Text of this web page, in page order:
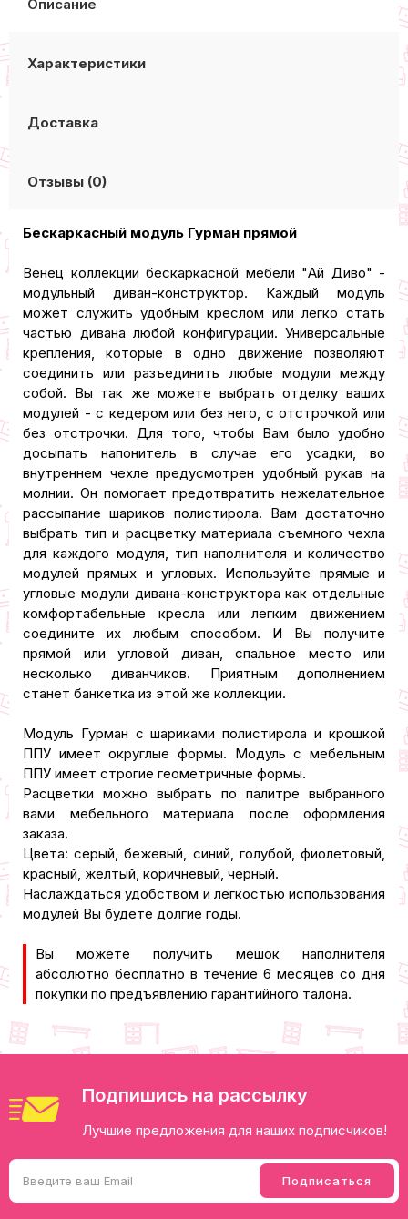
Описание
Характеристики
Доставка
Отзывы (0)
Бескаркасный модуль Гурман прямой
Венец коллекции бескаркасной мебели "Ай Диво" -
модульный диван-конструктор. Каждый модуль
может служить удобным креслом или легко стать
частью дивана любой конфигурации. Универсальные
крепления, которые в одно движение позволяют
соединить или разъединить любые модули между
собой. Вы так же можете выбрать отделку ваших
модулей - с кедером или без него, с отстрочкой или
без отстрочки. Для того, чтобы Вам было удобно
досыпать напонитель в случае его усадки, во
внутреннем чехле предусмотрен удобный рукав на
молнии. Он помогает предотвратить нежелательное
рассыпание шариков полистирола. Вам достаточно
выбрать тип и расцветку материала съемного чехла
для каждого модуля, тип наполнителя и количество
модулей прямых и угловых. Используйте прямые и
угловые модули дивана-конструктора как отдельные
комфортабельные кресла или легким движением
соедините их любым способом. И Вы получите
прямой или угловой диван, спальное место или
несколько диванчиков. Приятным дополнением
станет банкетка из этой же коллекции.
Модуль Гурман с шариками полистирола и крошкой
ППУ имеет округлые формы. Модуль с мебельным
ППУ имеет строгие геометричные формы.
Расцветки можно выбрать по палитре выбранного
вами мебельного материала после оформления
заказа.
Цвета: серый, бежевый, синий, голубой, фиолетовый,
красный, желтый, коричневый, черный.
Наслаждаться удобством и легкостью использования
модулей Вы будете долгие годы.
Вы можете получить мешок наполнителя
абсолютно бесплатно в течение 6 месяцев со дня
покупки по предъявлению гарантийного талона.
Подпишись на рассылку
Лучшие предложения для наших подписчиков!